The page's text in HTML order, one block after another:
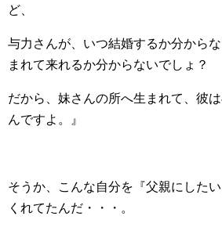
ど、
与力さんが、いつ結婚するか分から
まれて来れるか分からないでしょ？
だから、妹さんの所へ生まれて、彼
んですよ。』
そうか、こんな自分を『父親にした
くれてたんだ・・・。